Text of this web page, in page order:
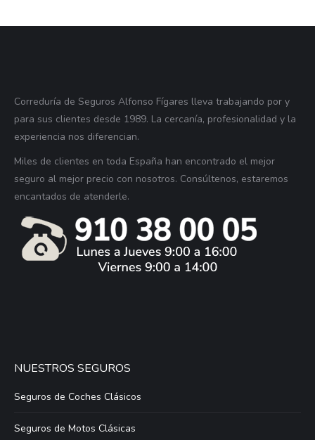
Correduría de Seguros Alfonso Fígares lleva trabajando por y
para sus clientes desde 1989. La cercanía, profesionalidad y la
experiencia nos diferencian.
Miles de clientes en toda España han encontrado el mejor
seguro al mejor precio con nosotros. Consúltenos, estaremos
encantados de atenderle.
NUESTROS SEGUROS
Seguros de Coches Clásicos
Seguros de Motos Clásicas